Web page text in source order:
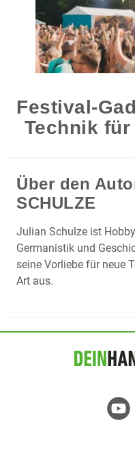
Festival-
Technik
Über den
SCHULZE
Julian Schulze ist
Germanistik und
seine Vorliebe für neue
Art aus.